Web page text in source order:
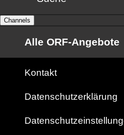
Channels
Alle ORF-Angebote
Kontakt
Datenschutzerklärung